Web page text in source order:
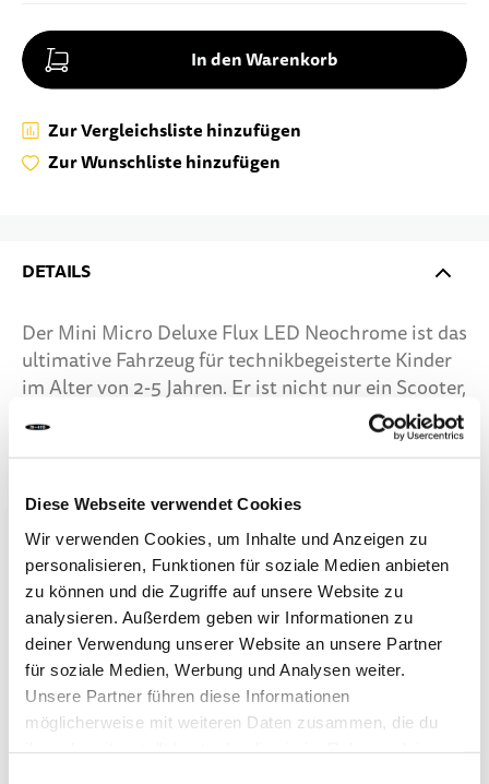
Diese Webseite verwendet Cookies
Wir verwenden Cookies, um Inhalte und Anzeigen zu
personalisieren, Funktionen für soziale Medien anbieten
zu können und die Zugriffe auf unsere Website zu
analysieren. Außerdem geben wir Informationen zu
deiner Verwendung unserer Website an unsere Partner
für soziale Medien, Werbung und Analysen weiter.
Unsere Partner führen diese Informationen
möglicherweise mit weiteren Daten zusammen, die du
In den Warenkorb
Zur Wunschliste hinzufügen
Zur Vergleichsliste hinzufügen
DETAILS
Der Mini Micro Deluxe Flux LED Neochrome ist das
ultimative Fahrzeug für technikbegeisterte Kinder
im Alter von 2-5 Jahren. Er ist nicht nur ein Scooter,
sondern auch ein Style-Statement und ein
dem transparenten Deckdesign zieht dieser Scooter
mühelos alle Blicke auf sich, egal wo er fährt. Aber
es geht nicht nur um Ästhetik; die LED-Räder
verbessern nicht nur die Sichtbarkeit, sondern
verleihen dem Fahrzeug einen Touch von Coolness.
Das Besondere an diesem Scooter ist der
patentierte Lean-to-Steer-Mechanismus, der nicht
nur für Spaß sorgt, sondern auch das
Gleichgewicht fördert und die motorischen